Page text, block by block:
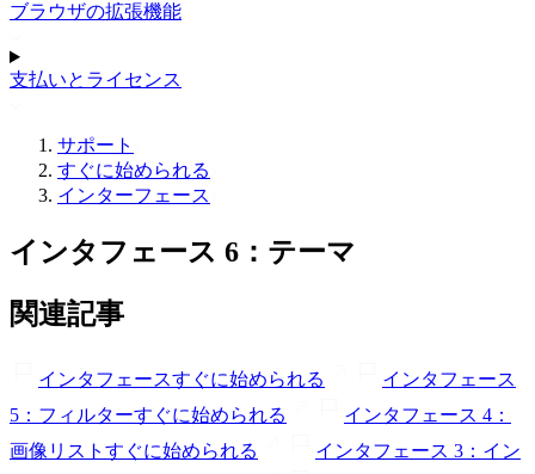
ブラウザの拡張機能
支払いとライセンス
サポート
すぐに始められる
インターフェース
インタフェース 6：テーマ
関連記事
インタフェースすぐに始められる
インタフェース
5：フィルターすぐに始められる
インタフェース 4：
画像リスト すぐに始められる
インタフェース 3：イン